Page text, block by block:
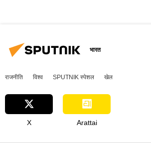
भारत
राजनीति विश्व SPUTNIK स्पेशल खेल
X Arattai